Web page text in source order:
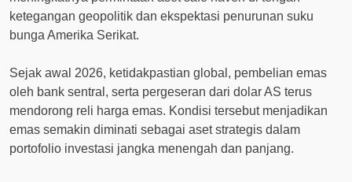
ketegangan geopolitik dan ekspektasi penurunan suku
bunga Amerika Serikat.
Sejak awal 2026, ketidakpastian global, pembelian emas
oleh bank sentral, serta pergeseran dari dolar AS terus
mendorong reli harga emas. Kondisi tersebut menjadikan
emas semakin diminati sebagai aset strategis dalam
portofolio investasi jangka menengah dan panjang.